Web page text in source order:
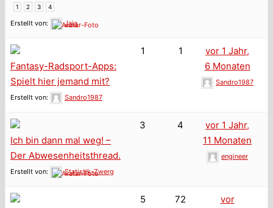
1 2 3 4
Erstellt von: Jaja
Fantasy-Radsport-Apps:
Spielt hier jemand mit?
Erstellt von: Sandro1987
1 1
vor 1 Jahr,
6 Monaten
Sandro1987
Ich bin dann mal weg! –
Der Abwesenheitsthread.
Erstellt von: Statistik-Zwerg
3 4
vor 1 Jahr,
11 Monaten
engineer
5 72
vor